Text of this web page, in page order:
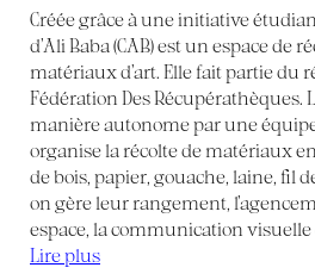
Créée grâce à une initiative
d’Ali Baba (CAB) est un espace de
matériaux d’art. Elle fait partie du
Fédération Des Récupérathèques.
manière autonome par une
organise la récolte de matériaux
de bois, papier, gouache, laine, fil
on gère leur rangement,
espace, la communication visuelle
Lire plus